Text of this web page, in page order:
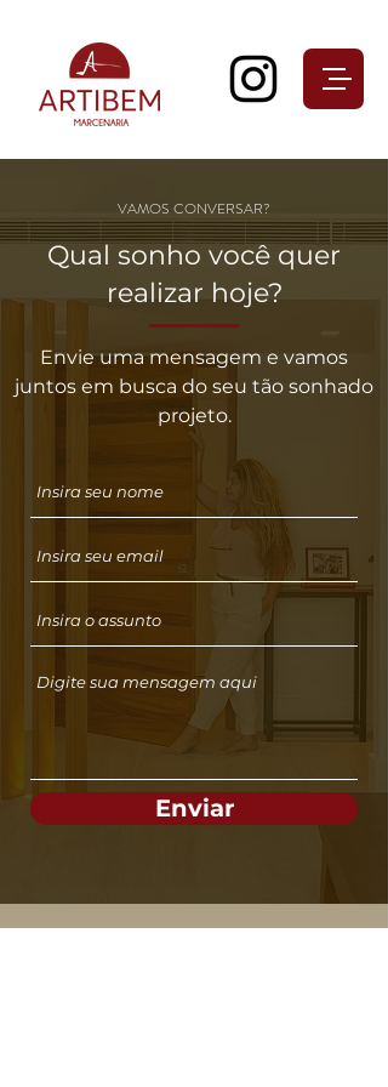
VAMOS CONVERSAR?
Qual sonho você quer
realizar hoje?
Envie uma mensagem e vamos
juntos em busca do seu tão sonhado
projeto.
Enviar